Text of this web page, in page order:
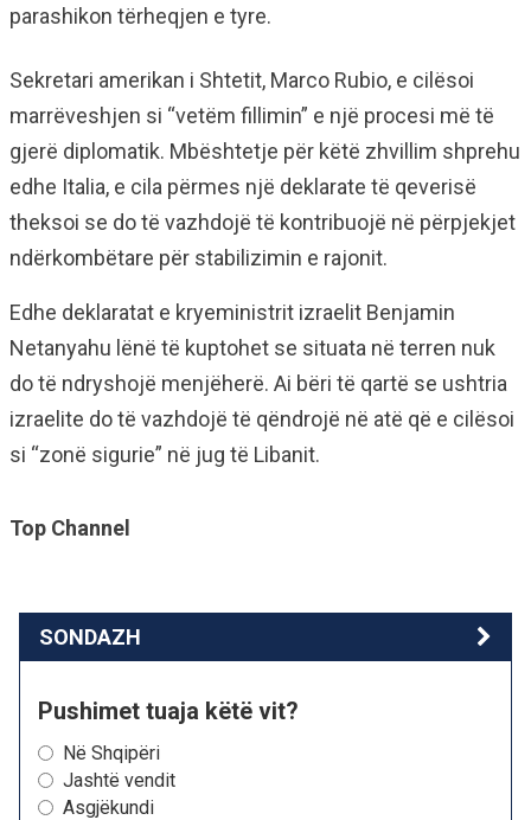
parashikon tërheqjen e tyre.
Sekretari amerikan i Shtetit, Marco Rubio, e cilësoi
marrëveshjen si “vetëm fillimin” e një procesi më të
gjerë diplomatik. Mbështetje për këtë zhvillim shprehu
edhe Italia, e cila përmes një deklarate të qeverisë
theksoi se do të vazhdojë të kontribuojë në përpjekjet
ndërkombëtare për stabilizimin e rajonit.
Edhe deklaratat e kryeministrit izraelit Benjamin
Netanyahu lënë të kuptohet se situata në terren nuk
do të ndryshojë menjëherë. Ai bëri të qartë se ushtria
izraelite do të vazhdojë të qëndrojë në atë që e cilësoi
si “zonë sigurie” në jug të Libanit.
Top Channel
SONDAZH
Pushimet tuaja këtë vit?
Në Shqipëri
Jashtë vendit
Asgjëkundi